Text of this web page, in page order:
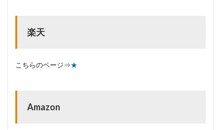
楽天
こちらのページ⇒★
Amazon